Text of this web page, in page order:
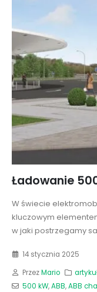
Ładowanie
W świecie
kluczowym
w jaki postrzegamy
14 stycznia 2025
PrzezMario
500 kW,ABB,ABB